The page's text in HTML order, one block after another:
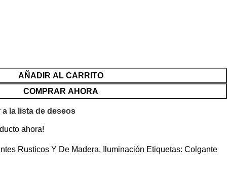
AÑADIR AL CARRITO
COMPRAR AHORA
a la lista de deseos
ahora!
Rusticos Y De Madera, Iluminación Etiquetas: Colgante